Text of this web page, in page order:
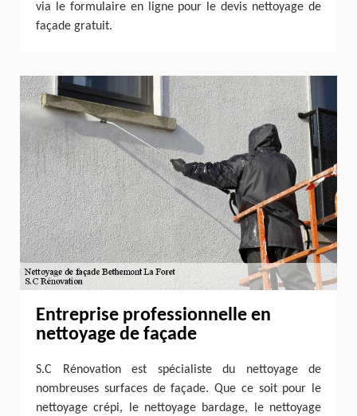
via le formulaire en ligne pour le devis nettoyage de
façade gratuit.
Entreprise professionnelle en
nettoyage de façade
S.C Rénovation est spécialiste du nettoyage de
nombreuses surfaces de façade. Que ce soit pour le
nettoyage crépi, le nettoyage bardage, le nettoyage